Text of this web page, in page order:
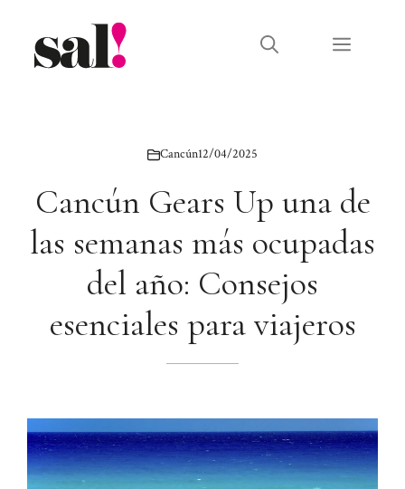
contenido
Menú
Cancún12/04/2025
Cancún Gears Up una de
las semanas más ocupadas
del año: Consejos
esenciales para viajeros